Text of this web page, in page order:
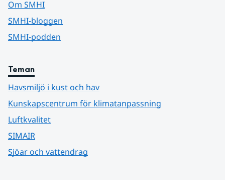
Om SMHI
SMHI-bloggen
SMHI-podden
Teman
Havsmiljö i kust och hav
Kunskapscentrum för klimatanpassning
Luftkvalitet
SIMAIR
Sjöar och vattendrag